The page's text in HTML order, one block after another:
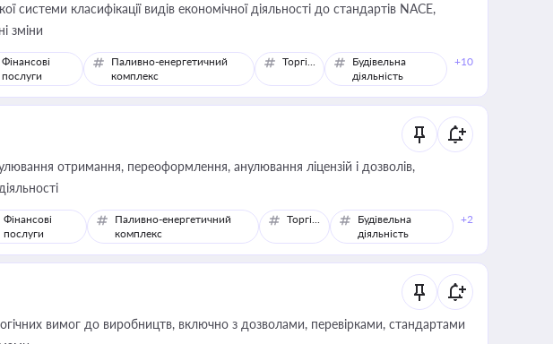
системи класифікації видів економічної діяльності до стандартів NACE,
зміни
Фінансові
послуги
Паливно-енергетичний
комплекс
Торгівля
Будівельна
діяльність
+10
отримання, переоформлення, анулювання ліцензій і дозволів,
Фінансові
послуги
Паливно-енергетичний
комплекс
Торгівля
Будівельна
діяльність
+2
вимог до виробництв, включно з дозволами, перевірками, стандартами